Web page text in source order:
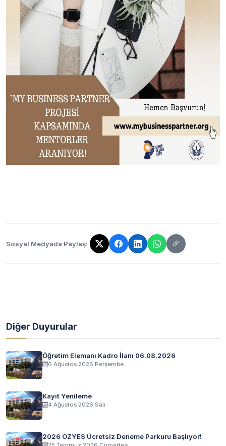
Sosyal Medyada Paylaş:
Bağlantı kopyalandı!
Diğer Duyurular
Öğretim Elemanı Kadro İlanı 06.08.2026
6 Ağustos 2026 Perşembe
Kayıt Yenileme
4 Ağustos 2026 Salı
2026 ÖZYES Ücretsiz Deneme Parkuru Başlıyor!